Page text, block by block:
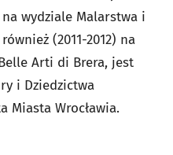
wydziale Malarstwa i
(2011-2012) na
Arti di Brera, jest
i Dziedzictwa
Miasta Wrocławia.